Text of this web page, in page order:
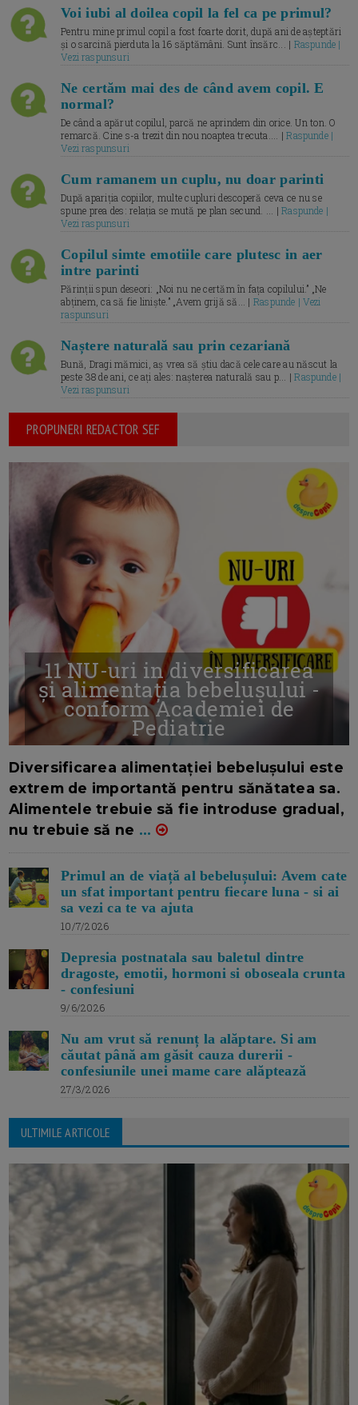
Voi iubi al doilea copil la fel ca pe primul?
Pentru mine primul copil a fost foarte dorit, după ani de așteptări
și o sarcină pierduta la 16 săptămâni. Sunt însărc... | Raspunde |
Vezi raspunsuri
Ne certăm mai des de când avem copil. E
normal?
De când a apărut copilul, parcă ne aprindem din orice. Un ton. O
remarcă. Cine s-a trezit din nou noaptea trecuta.... |Raspunde |
Vezi raspunsuri
Cum ramanem un cuplu, nu doar parinti
După apariția copiilor, multe cupluri descoperă ceva ce nu se
spune prea des: relația se mută pe plan secund. ... |Raspunde |
Vezi raspunsuri
Copilul simte emotiile care plutesc in aer
intre parinti
Părinții spun deseori: „Noi nu ne certăm în fața copilului.” „Ne
abținem, ca să fie liniște.” „Avem grijă să... | Raspunde | Vezi
raspunsuri
Naștere naturală sau prin cezariană
Bună, Dragi mămici, aș vrea să știu dacă cele care au născut la
peste 38 de ani, ce ați ales: nașterea naturală sau p... |Raspunde |
Vezi raspunsuri
PROPUNERI REDACTOR SEF
11 NU-uri in diversificarea
și alimentația bebelușului -
conform Academiei de
Pediatrie
Diversificarea alimentației bebelușului este
extrem de importantă pentru sănătatea sa.
Alimentele trebuie să fie introduse gradual,
nu trebuie să ne ...
Primul an de viață al bebelușului: Avem cate
un sfat important pentru fiecare luna - si ai
sa vezi ca te va ajuta
10/7/2026
Depresia postnatala sau baletul dintre
dragoste, emotii, hormoni si oboseala crunta
- confesiuni
9/6/2026
Nu am vrut să renunț la alăptare. Si am
căutat până am găsit cauza durerii -
confesiunile unei mame care alăptează
27/3/2026
ULTIMILE ARTICOLE